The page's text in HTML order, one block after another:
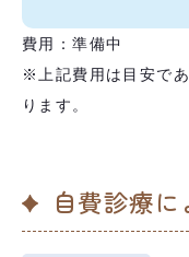
費用：準備中
※上記費用は目安で
ります。
自費診療